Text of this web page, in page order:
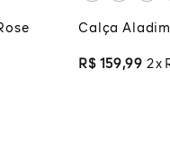
Calça
R$ 159,99 2